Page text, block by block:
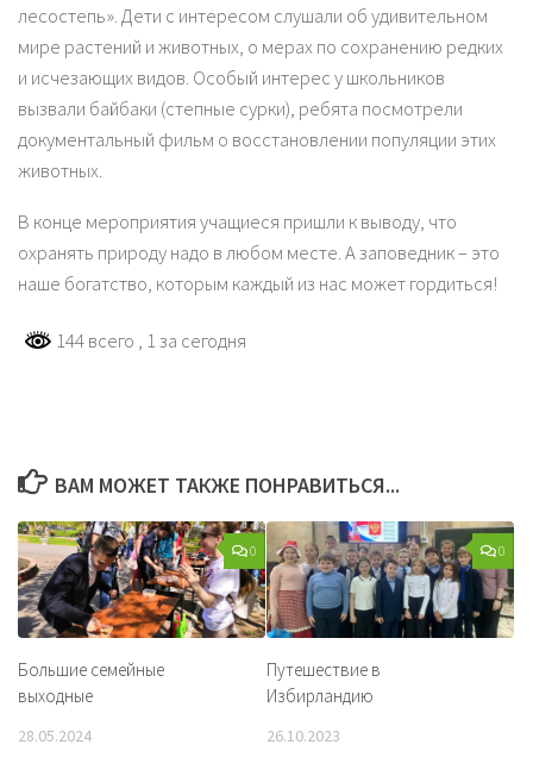
лесостепь». Дети с интересом слушали об удивительном
мире растений и животных, о мерах по сохранению редких
и исчезающих видов. Особый интерес у школьников
вызвали байбаки (степные сурки), ребята посмотрели
документальный фильм о восстановлении популяции этих
животных.
В конце мероприятия учащиеся пришли к выводу, что
охранять природу надо в любом месте. А заповедник – это
наше богатство, которым каждый из нас может гордиться!
144 всего , 1 за сегодня
ВАМ МОЖЕТ ТАКЖЕ ПОНРАВИТЬСЯ...
0
Большие семейные
выходные
28.05.2024
0
Путешествие в
Избирландию
26.10.2023